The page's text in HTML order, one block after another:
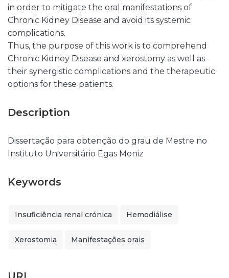
in order to mitigate the oral manifestations of
Chronic Kidney Disease and avoid its systemic
complications.
Thus, the purpose of this work is to comprehend
Chronic Kidney Disease and xerostomy as well as
their synergistic complications and the therapeutic
options for these patients.
Description
Dissertação para obtenção do grau de Mestre no
Instituto Universitário Egas Moniz
Keywords
Insuficiência renal crónica Hemodiálise
Xerostomia Manifestações orais